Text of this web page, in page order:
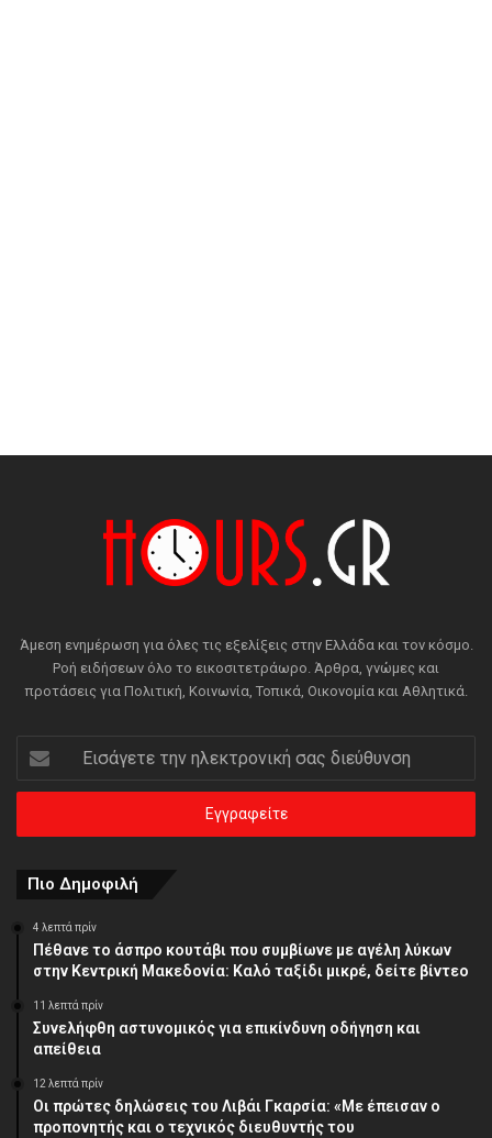
Άμεση ενημέρωση για όλες τις εξελίξεις στην Ελλάδα και τον κόσμο.
Ροή ειδήσεων όλο το εικοσιτετράωρο. Άρθρα, γνώμες και
προτάσεις για Πολιτική, Κοινωνία, Τοπικά, Οικονομία και Αθλητικά.
Εισάγετε
την
ηλεκτρονική
διεύθυνση
Πιο Δημοφιλή
4 λεπτά πρίν
Πέθανε το άσπρο κουτάβι που συμβίωνε με αγέλη λύκων
στην Κεντρική Μακεδονία: Καλό ταξίδι μικρέ, δείτε βίντεο
11 λεπτά πρίν
Συνελήφθη αστυνομικός για επικίνδυνη οδήγηση και
απείθεια
12 λεπτά πρίν
Οι πρώτες δηλώσεις του Λιβάι Γκαρσία: «Με έπεισαν ο
προπονητής και ο τεχνικός διευθυντής του